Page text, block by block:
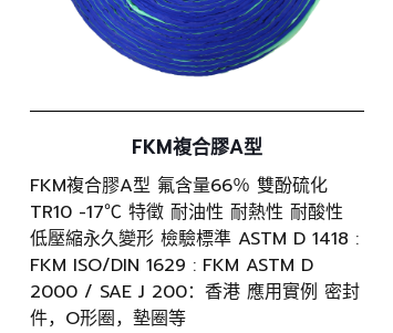
FKM複合膠A型
FKM複合膠A型 氟含量66％ 雙酚硫化
TR10 -17℃ 特徵 耐油性 耐熱性 耐酸性
低壓縮永久變形 檢驗標準 ASTM D 1418 :
FKM ISO/DIN 1629 : FKM ASTM D
2000 / SAE J 200：香港 應用實例 密封
件，O形圈，墊圈等